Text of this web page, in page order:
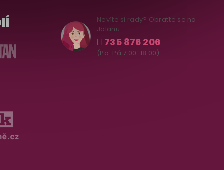
Nevíte si rady? Obraťte se na
Jolanu
735 876 206
(Po-Pá 7.00-18.00)